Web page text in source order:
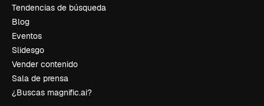
Tendencias de búsqueda
Blog
Eventos
Slidesgo
Vender contenido
Sala de prensa
¿Buscas magnific.ai?